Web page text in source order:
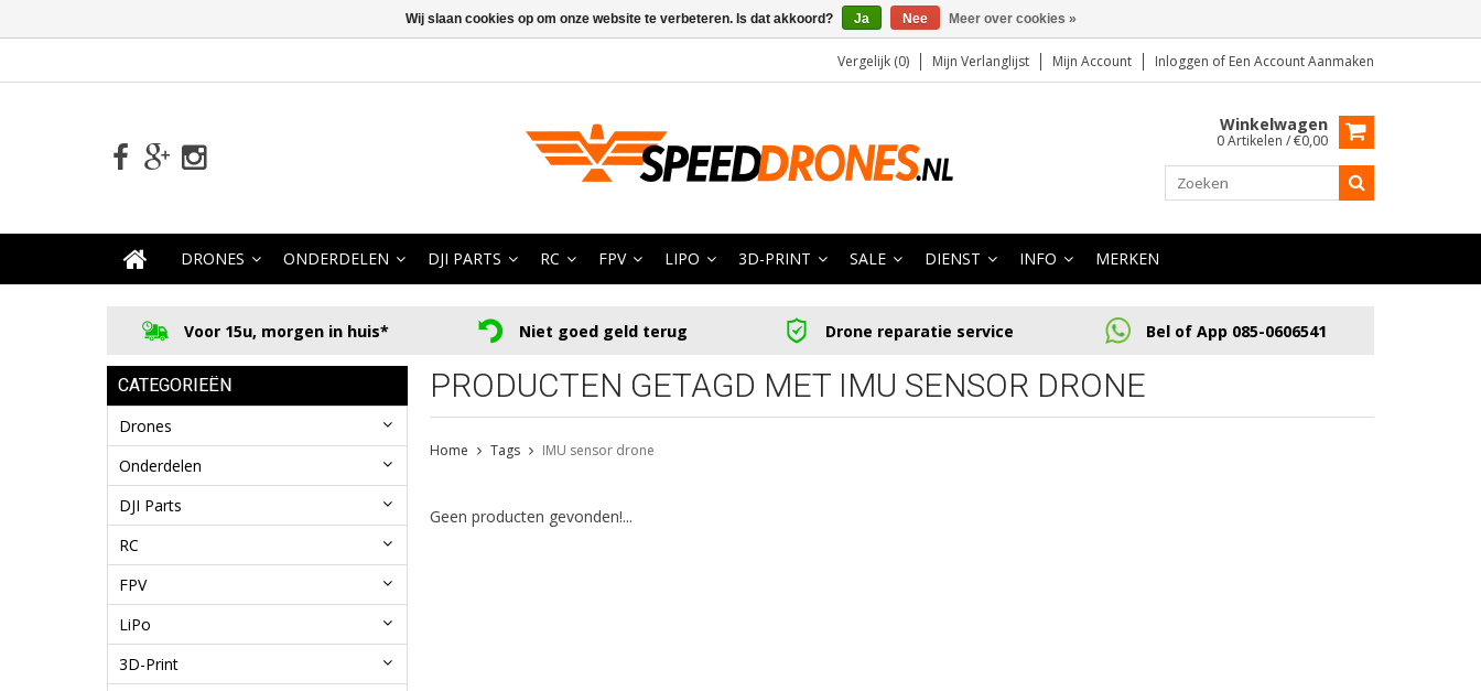
Vergelijk (0) Mijn Verlanglijst Mijn Account Inloggen of Een Account Aanmaken
Winkelwagen
0 Artikelen / €0,00
DRONES ONDERDELEN DJI PARTS RC FPV LIPO 3D-PRINT SALE DIENST INFO MERKEN
Voor 15u, morgen in huis* Niet goed geld terug Drone reparatie service Bel of App 085-0606541
CATEGORIEËN
Drones
Onderdelen
DJI Parts
RC
FPV
LiPo
3D-Print
PRODUCTEN GETAGD MET IMU SENSOR DRONE
Home Tags IMU sensor drone
Geen producten gevonden!...
Wij slaan cookies op om onze website te verbeteren. Is dat akkoord? Ja Nee Meer over cookies »